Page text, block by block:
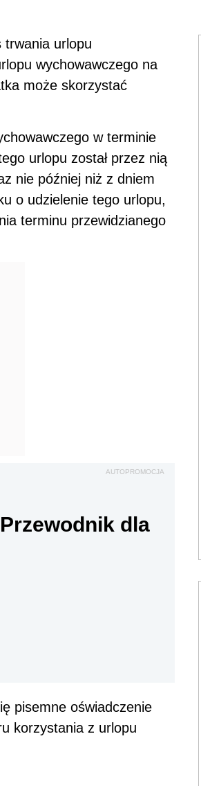
trwania urlopu
wychowawczego na
może skorzystać
w terminie
urlopu został przez nią
nie później niż z dniem
o udzielenie tego urlopu,
terminu przewidzianego
AUTOPROMOCJA
dla
pisemne oświadczenie
korzystania z urlopu